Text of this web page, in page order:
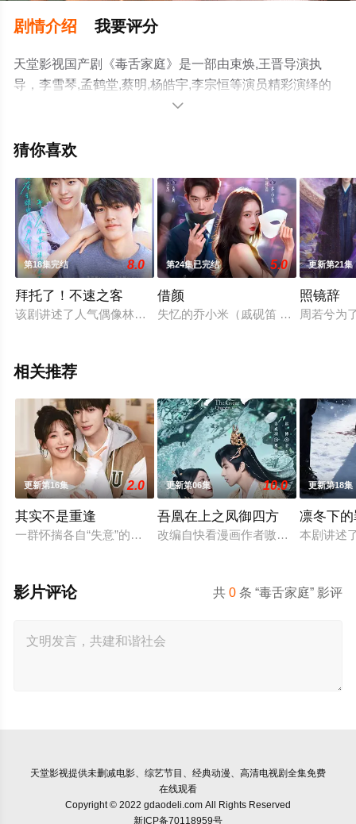
剧情介绍 我要评分
天堂影视国产剧《毒舌家庭》是一部由束焕,王晋导演执
导，李雪琴,孟鹤堂,蔡明,杨皓宇,李宗恒等演员精彩演绎的
中国大陆电视剧，手机免费观看高清无删减完整版电视剧
剧、电视猫或剧情网等平台了解。

猜你喜欢
第18集完结 8.0
拜托了！不速之客
该剧讲述了人气偶像林初宇（陈南洲 饰）因躲避粉丝追踪，阴
第24集已完结 5.0
借颜
失忆的乔小米（戚砚笛 饰）在父亲
更新第21集
照镜辞
周若兮为
相关推荐
更新第16集 2.0
其实不是重逢
一群怀揣各自“失意”的年轻人，在沿海小城南安相遇相知，他
更新第06集 10.0
吾凰在上之凤御四方
改编自快看漫画作者嗷小泽的独家连
更新第18集
凛冬下
本剧讲述
共0 条 “毒舌家庭” 影评
影片评论
天堂影视提供未删减电影、综艺节目、经典动漫、高清电视剧全集免费
在线观看
Copyright © 2022 gdaodeli.com All Rights Reserved
新ICP备70118959号